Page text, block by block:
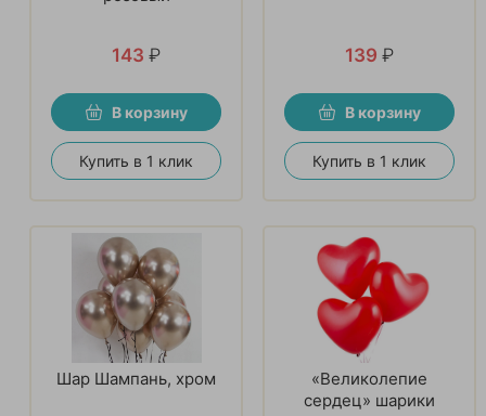
143 ₽
В корзину
Купить в 1 клик
139 ₽
В корзину
Купить в 1 клик
Шар Шампань, хром
«Великолепие
сердец» шарики